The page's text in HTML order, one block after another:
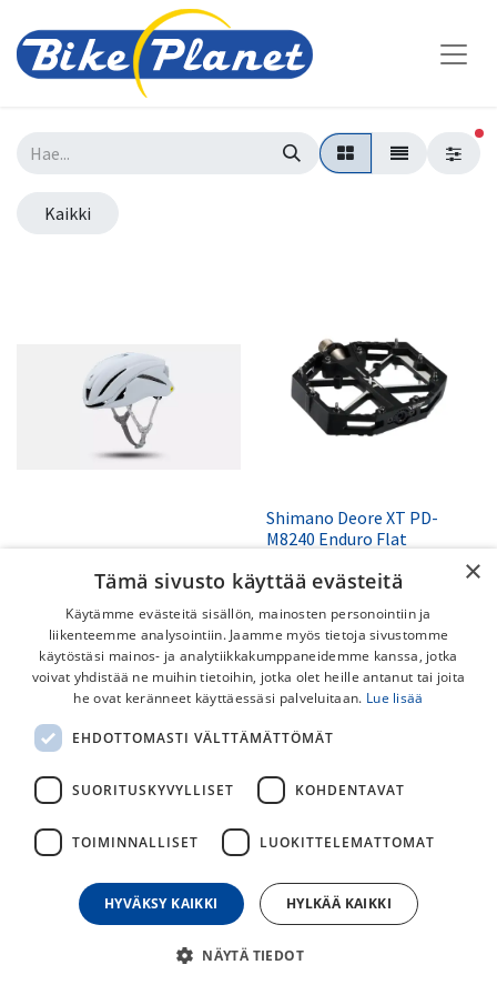
Kaikki
Uuden sukupolven täysin
entistäkin nopeampi, viileämpi
ja mukavampi aerodynaaminen
maantie- ja gravel-kypärä.339,00€
Shimano Deore XT PD-
M8240 Enduro Flat
Shimano DEORE XT PD-M8240
erinomaisen pidon, leveän
kaksikoveran alustan ja
kestävän rakenteen trail- ja
enduroajoon. Kevyet,
huollettavat ja pitkäikäiset
polkimet aktiiviselle
129,00
Shimano Saint PD-G8040
Adventure Daytripper
×
Tämä sivusto käyttää evästeitä
Käytämme evästeitä sisällön, mainosten personointiin ja
liikenteemme analysointiin. Jaamme myös tietoja sivustomme
käytöstäsi mainos- ja analytiikkakumppaneidemme kanssa, jotka
voivat yhdistää ne muihin tietoihin, jotka olet heille antanut tai joita
he ovat keränneet käyttäessäsi palveluitaan. Lue lisää
EHDOTTOMASTI VÄLTTÄMÄTTÖMÄT
SUORITUSKYVYLLISET KOHDENTAVAT
TOIMINNALLISET LUOKITTELEMATTOMAT
HYVÄKSY KAIKKI HYLKÄÄ KAIKKI
NÄYTÄ TIEDOT